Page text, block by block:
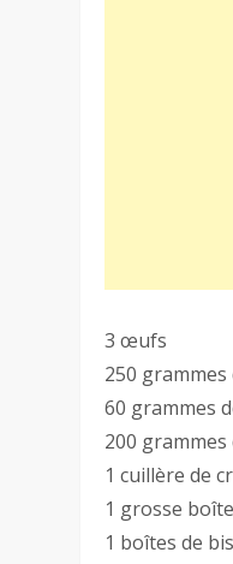
3 œufs
250
60 grammes
200
1 cuillère de
1 grosse
1 boîtes de